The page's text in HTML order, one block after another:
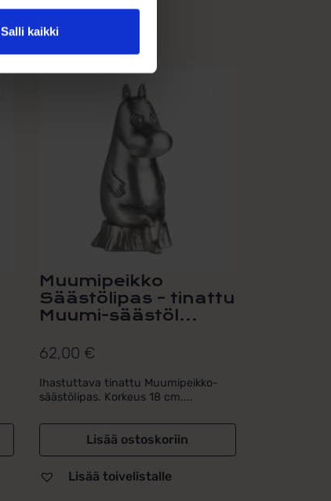
Salli kaikki
Muumipeikko
Säästölipas – tinattu
Muumi-säästöl...
62,00 €
Ihastuttava tinattu Muumipeikko-
säästölipas. Korkeus 18 cm....
Lisää ostoskoriin
Lisää toivelistalle